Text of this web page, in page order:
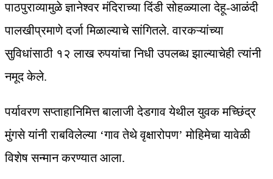
पाठपुराव्यामुळे ज्ञानेश्वर मंदिराच्या दिंडी सोहळ्याला देहू-आळंदी
पालखीप्रमाणे दर्जा मिळाल्याचे सांगितले. वारकऱ्यांच्या
सुविधांसाठी १२ लाख रुपयांचा निधी उपलब्ध झाल्याचेही त्यांनी
नमूद केले.
पर्यावरण सप्ताहानिमित्त बालाजी देडगाव येथील युवक मच्छिंद्र
मुंगसे यांनी राबविलेल्या ‘गाव तेथे वृक्षारोपण’ मोहिमेचा यावेळी
विशेष सन्मान करण्यात आला.